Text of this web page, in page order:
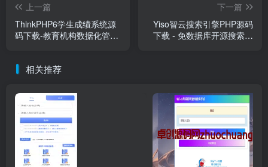
上一篇
ThinkPHP6学生成绩系统源
码下载-教育机构数据化管理
下一篇
Yiso智云搜索引擎PHP源码
下载 - 免数据库开源搜索系
相关推荐